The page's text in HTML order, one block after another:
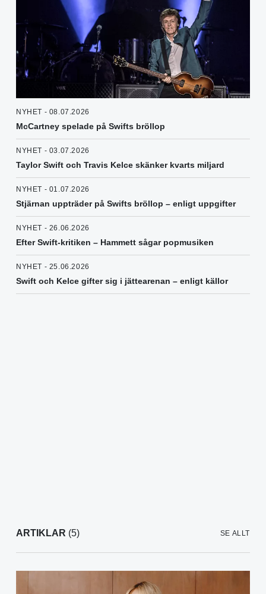
NYHET - 08.07.2026
McCartney spelade på Swifts bröllop
NYHET - 03.07.2026
Taylor Swift och Travis Kelce skänker kvarts miljard
NYHET - 01.07.2026
Stjärnan uppträder på Swifts bröllop – enligt uppgifter
NYHET - 26.06.2026
Efter Swift-kritiken – Hammett sågar popmusiken
NYHET - 25.06.2026
Swift och Kelce gifter sig i jättearenan – enligt källor
ARTIKLAR (5) SE ALLT